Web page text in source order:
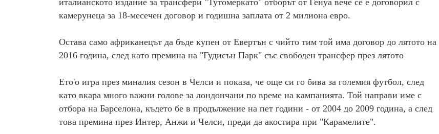
италианското издание за трансфери "Тутомеркато" отборът от Генуа вече се е договорил с
камерунеца за 18-месечен договор и годишна заплата от 2 милиона евро.
Остава само африканецът да бъде купен от Евертън с чийто тим той има договор до лятото на
2016 година, след като премина на "Гудисън Парк" със свободен трансфер през лятото
Ето'о игра през миналия сезон в Челси и показа, че още си го бива за големия футбол, след
като вкара много важни голове за лондончани по време на кампанията. Той направи име с
отбора на Барселона, където бе в продължение на пет години - от 2004 до 2009 година, а след
това премина през Интер, Анжи и Челси, преди да акостира при "Карамелите".